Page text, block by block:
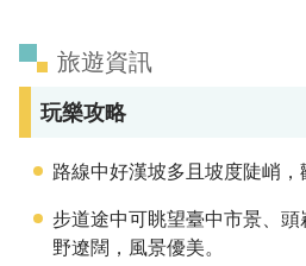
旅遊資訊
玩樂攻略
路線中好漢坡多且坡度陡峭，
步道途中可眺望臺中市景、
野遼闊，風景優美。